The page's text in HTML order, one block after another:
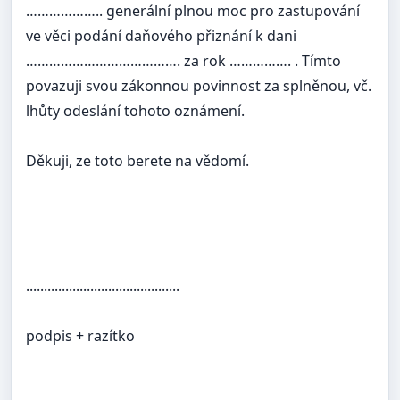
……………….. generální plnou moc pro zastupování
ve věci podání daňového přiznání k dani
…………………………………. za rok ……………. . Tímto
povazuji svou zákonnou povinnost za splněnou, vč.
lhůty odeslání tohoto oznámení.
Děkuji, ze toto berete na vědomí.
...........................................
podpis + razítko